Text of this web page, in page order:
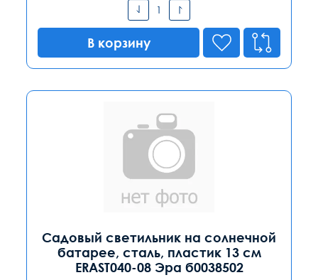
В корзину
Садовый светильник на солнечной
батарее, сталь, пластик 13 см
ERAST040-08 Эра б0038502